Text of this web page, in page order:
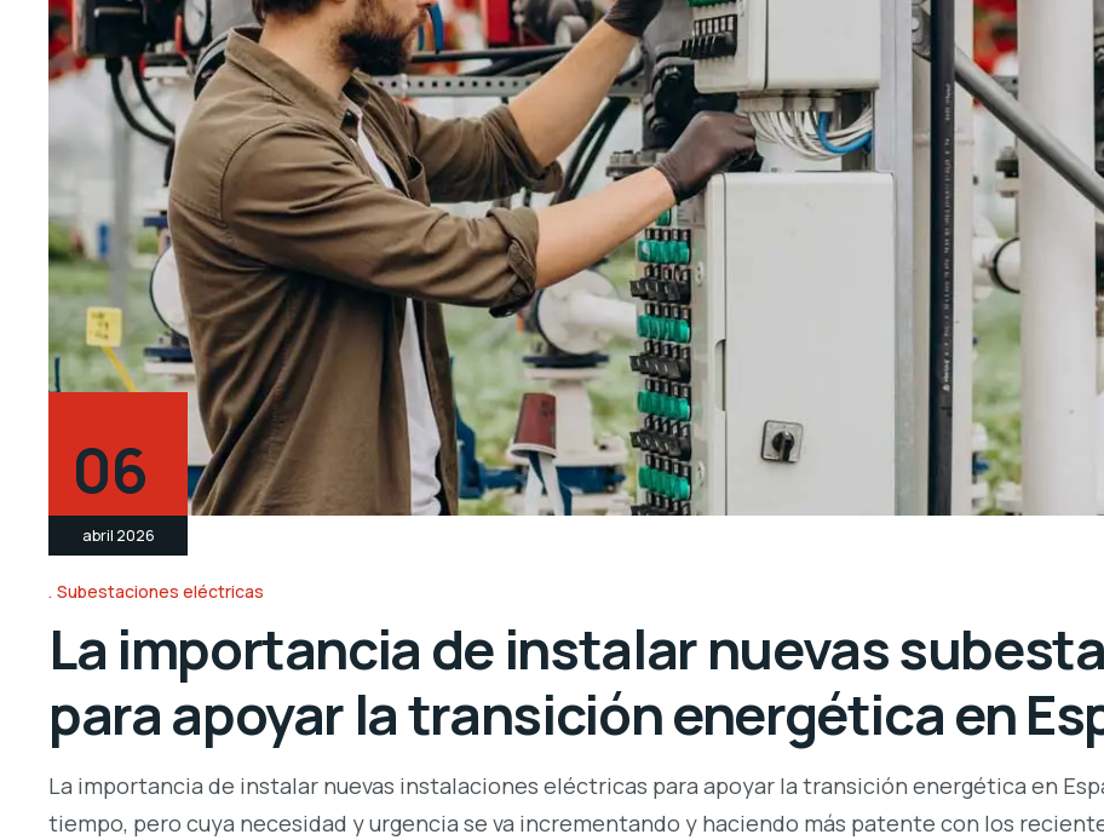
06
abril 2026
Subestaciones eléctricas
La importancia de instalar nuevas
para apoyar la transición energética en
La importancia de instalar nuevas instalaciones eléctricas para apoyar la transición energética en
tiempo, pero cuya necesidad y urgencia se va incrementando y haciendo más patente con los